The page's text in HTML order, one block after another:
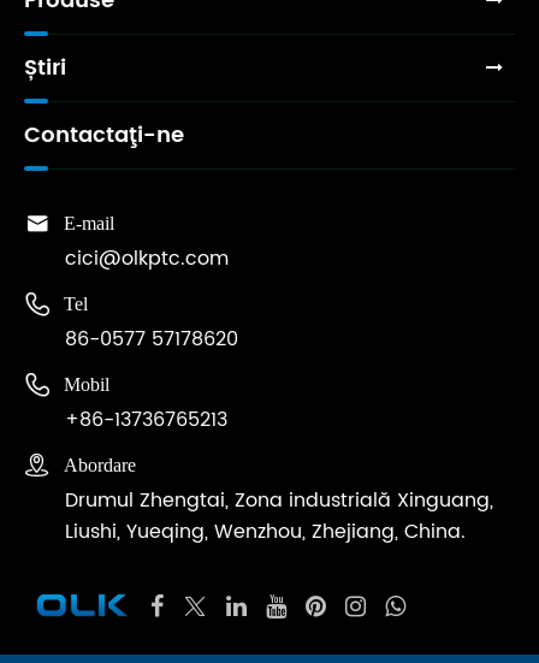
Știri
Contactaţi-ne
 E-mail
cici@olkptc.com
 Tel
86-0577 57178620
 Mobil
+86-13736765213
 Abordare
Drumul Zhengtai, Zona industrială Xinguang,
Liushi, Yueqing, Wenzhou, Zhejiang, China.